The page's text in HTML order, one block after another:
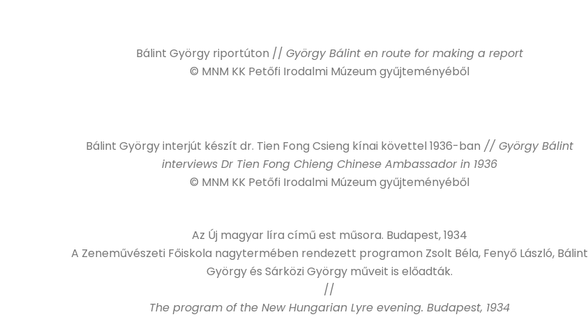
Bálint György riportúton // György Bálint en route for making a report
© MNM KK Petőfi Irodalmi Múzeum gyűjteményéből
Bálint György interjút készít dr. Tien Fong Csieng kínai követtel 1936-ban // György Bálint
interviews Dr Tien Fong Chieng Chinese Ambassador in 1936
© MNM KK Petőfi Irodalmi Múzeum gyűjteményéből
Az Új magyar líra című est műsora. Budapest, 1934
A Zeneművészeti Főiskola nagytermében rendezett programon Zsolt Béla, Fenyő László, Bálint
György és Sárközi György műveit is előadták.
//
The program of the New Hungarian Lyre evening. Budapest, 1934